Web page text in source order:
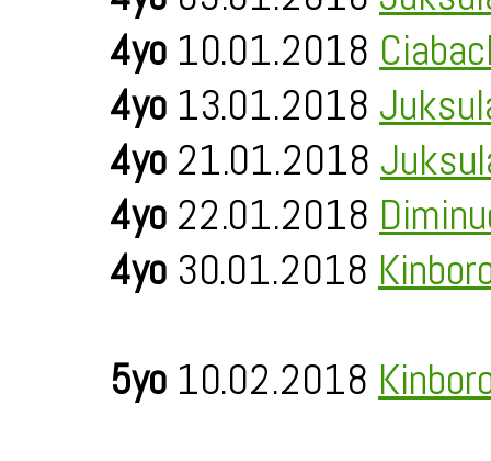
4yo 10.01.2018
4yo 13.01.2018
4yo 21.01.2018
4yo 22.01.2018
4yo 30.01.2018
5yo 10.02.2018